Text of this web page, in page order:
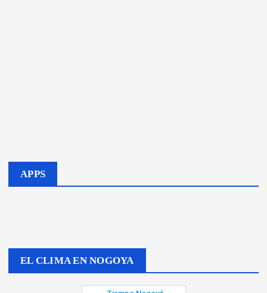
APPS
EL CLIMA EN NOGOYA